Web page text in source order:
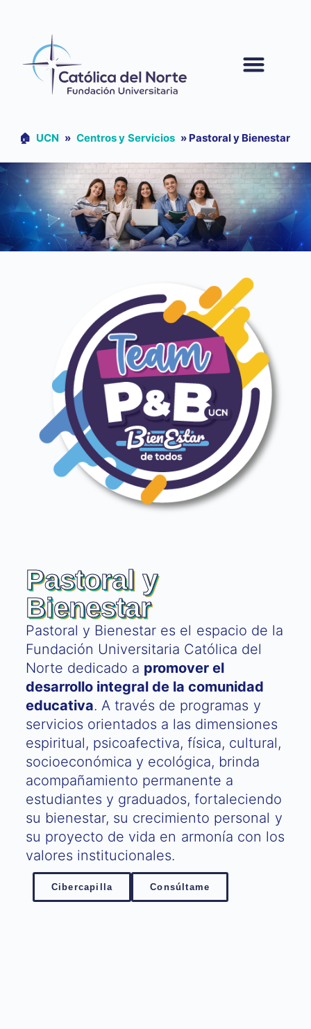
🏠︎ UCN » Centros y Servicios » Pastoral y Bienestar
Pastoral y
Bienestar
Pastoral y Bienestar es el espacio de la
Fundación Universitaria Católica del
Norte dedicado a promover el
desarrollo integral de la comunidad
educativa. A través de programas y
servicios orientados a las dimensiones
espiritual, psicoafectiva, física, cultural,
socioeconómica y ecológica, brinda
acompañamiento permanente a
estudiantes y graduados, fortaleciendo
su bienestar, su crecimiento personal y
su proyecto de vida en armonía con los
valores institucionales.
Cibercapilla Consúltame